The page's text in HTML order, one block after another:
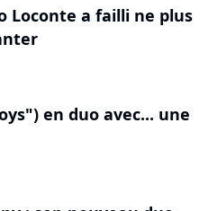
Loconte a failli ne plus
en duo avec... une